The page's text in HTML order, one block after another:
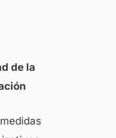
de la